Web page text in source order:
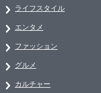
ライフスタイル
エンタメ
ファッション
グルメ
カルチャー